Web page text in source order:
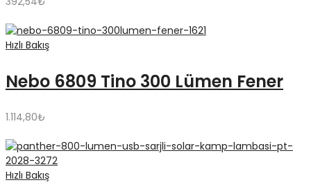
Hızlı Bakış
Nebo 6809 Tino 300 Lümen Fener
1.114,80₺
Hızlı Bakış